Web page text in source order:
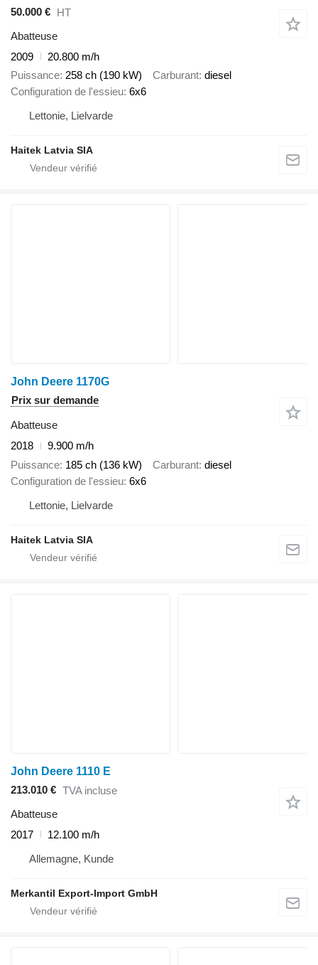
50.000 € HT
Abatteuse
2009
20.800 m/h
Puissance 258 ch (190 kW) Carburant diesel
Configuration de l'essieu 6x6
Lettonie, Lielvarde
Haitek Latvia SIA
John Deere 1170G
Prix sur demande
Abatteuse
2018
9.900 m/h
Puissance 185 ch (136 kW) Carburant diesel
Configuration de l'essieu 6x6
Lettonie, Lielvarde
Haitek Latvia SIA
John Deere 1110 E
213.010 € TVA incluse
Abatteuse
2017
12.100 m/h
Allemagne, Kunde
Merkantil Export-Import GmbH